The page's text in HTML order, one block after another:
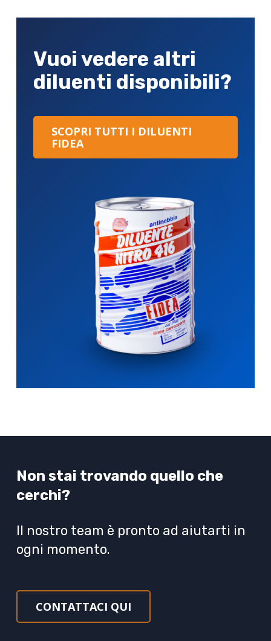
Vuoi vedere altri
diluenti disponibili?
SCOPRI TUTTI I DILUENTI
FIDEA
Non stai trovando quello che
cerchi?
Il nostro team è pronto ad aiutarti in
ogni momento.
CONTATTACI QUI